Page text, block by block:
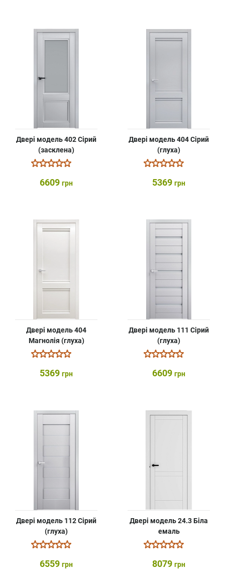
Двері модель 402 Сірий
(засклена)
6609 грн
Двері модель 404 Сірий
(глуха)
5369 грн
Двері модель 404
Магнолія (глуха)
5369 грн
Двері модель 111 Сірий
(глуха)
6609 грн
Двері модель 112 Сірий
(глуха)
6559 грн
Двері модель 24.3 Біла
емаль
8079 грн